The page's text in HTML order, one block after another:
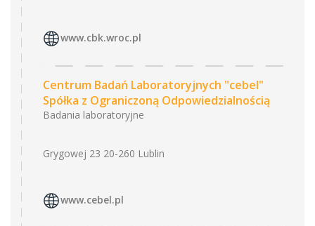
www.cbk.wroc.pl
Centrum Badań Laboratoryjnych "cebel"
Spółka z Ograniczoną Odpowiedzialnością
Badania laboratoryjne
Grygowej 23 20-260 Lublin
www.cebel.pl